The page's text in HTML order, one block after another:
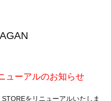
ューアルのお知らせ
をリニューアルいたしま